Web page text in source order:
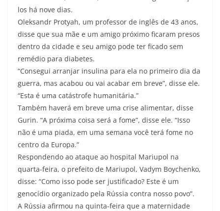
los há nove dias.
Oleksandr Protyah, um professor de inglês de 43 anos,
disse que sua mãe e um amigo próximo ficaram presos
dentro da cidade e seu amigo pode ter ficado sem
remédio para diabetes.
“Consegui arranjar insulina para ela no primeiro dia da
guerra, mas acabou ou vai acabar em breve”, disse ele.
“Esta é uma catástrofe humanitária.”
Também haverá em breve uma crise alimentar, disse
Gurin. “A próxima coisa será a fome”, disse ele. “Isso
não é uma piada, em uma semana você terá fome no
centro da Europa.”
Respondendo ao ataque ao hospital Mariupol na
quarta-feira, o prefeito de Mariupol, Vadym Boychenko,
disse: “Como isso pode ser justificado? Este é um
genocídio organizado pela Rússia contra nosso povo”.
A Rússia afirmou na quinta-feira que a maternidade